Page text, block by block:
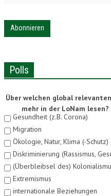
Polls
Über welchen global
mehr in der LoNam
Gesundheit (z.B. Corona)
Migration
Ökologie, Natur, Klima (-Schutz)
Diskriminierung (Rassismus,
(Überbleibsel des)
Extremismus
internationale Beziehungen